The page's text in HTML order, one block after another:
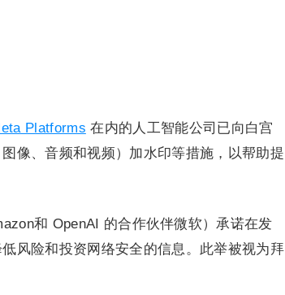
Platforms 在内的人工智能公司已向白宫
像、音频和视频）加水印等措施，以帮助提
和 OpenAI 的合作伙伴微软）承诺在发
风险和投资网络安全的信息。此举被视为拜